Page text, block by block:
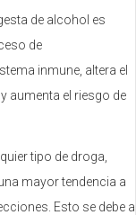
de alcohol es
de
inmune, altera el
aumenta el riesgo de
tipo de droga,
mayor tendencia a
Esto se debe a